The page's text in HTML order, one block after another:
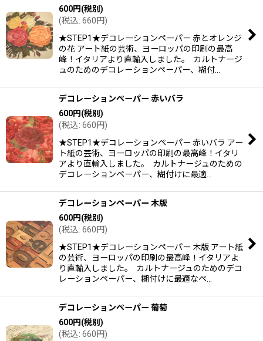
600円(税別)
(税込: 660円)
★STEP1★デコレーションペーパー 赤とオレンジ
の花 アート紙の芸術、ヨーロッパの印刷の最高
峰！イタリアより直輸入しました。 カルトナージ
ュのためのデコレーションペーパー、糊付…
デコレーションペーパー 赤いバラ
600円(税別)
(税込: 660円)
★STEP1★デコレーションペーパー 赤いバラ アー
ト紙の芸術、ヨーロッパの印刷の最高峰！イタリ
アより直輸入しました。 カルトナージュのための
デコレーションペーパー、糊付けに最適…
デコレーションペーパー 木版
600円(税別)
(税込: 660円)
★STEP1★デコレーションペーパー 木版 アート紙
の芸術、ヨーロッパの印刷の最高峰！イタリアよ
り直輸入しました。 カルトナージュのためのデコ
レーションペーパー、糊付けに最適なペ…
デコレーションペーパー 葡萄
600円(税別)
(税込: 660円)